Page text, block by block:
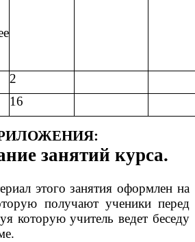
2
16
занятий курса.
этого занятия оформлен на
получают ученики перед
которую учитель ведет беседу